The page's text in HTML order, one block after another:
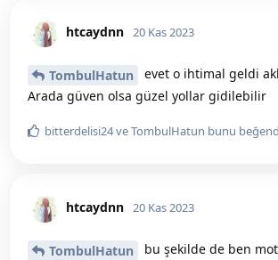
htcaydnn 20 Kas 2023
TombulHatun
evet o ihtimal geldi
Arada güven olsa güzel yollar gidilebilir
bitterdelisi24veTombulHatun bunu
htcaydnn 20 Kas 2023
TombulHatun
bu şekilde de ben